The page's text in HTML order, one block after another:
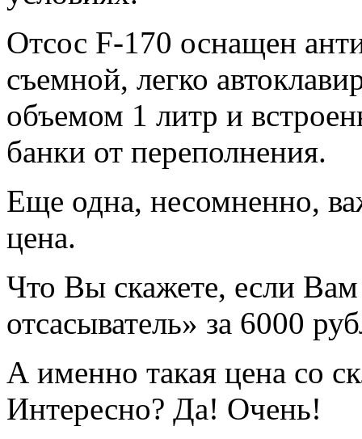
Отсос F-170 оснащен
съемной, легко
объемом 1 литр и
банки от переполнения.
Еще одна, несомненно,
цена.
Что Вы скажете, если
отсасыватель» за 6000
А именно такая цена со
Интересно? Да! Очень!